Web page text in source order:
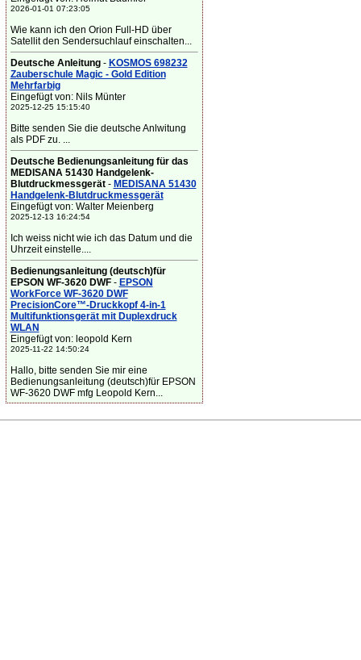
2026-01-01 07:23:05
Wie kann ich den Orion Full-HD über
Satellit den Sendersuchlauf einschalten...
Deutsche Anleitung- KOSMOS 698232
Zauberschule Magic - Gold Edition
Mehrfarbig
Eingefügt von: Nils Münter
2025-12-25 15:15:40
Bitte senden Sie die deutsche Anlwitung
als PDF zu. ...
Deutsche Bedienungsanleitung für das
MEDISANA 51430 Handgelenk-
Blutdruckmessgerät- MEDISANA 51430
Handgelenk-Blutdruckmessgerät
Eingefügt von: Walter Meienberg
2025-12-13 16:24:54
Ich weiss nicht wie ich das Datum und die
Uhrzeit einstelle....
Bedienungsanleitung (deutsch)für
EPSON WF-3620 DWF- EPSON
WorkForce WF-3620 DWF
PrecisionCore™-Druckkopf 4-in-1
Multifunktionsgerät mit Duplexdruck
WLAN
Eingefügt von: leopold Kern
2025-11-22 14:50:24
Hallo, bitte senden Sie mir eine
Bedienungsanleitung (deutsch)für EPSON
WF-3620 DWF mfg Leopold Kern...